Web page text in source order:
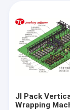
Jl Pack
Wrapping